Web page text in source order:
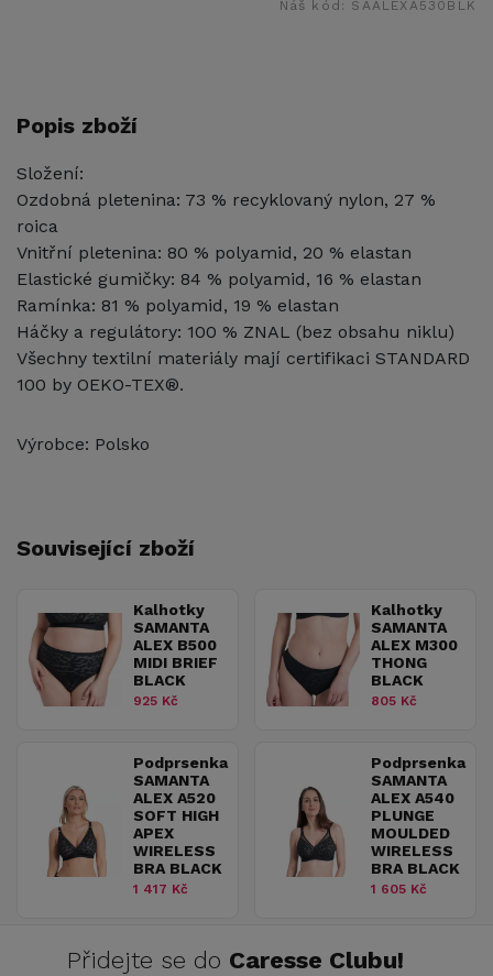
Náš kód: SAALEXA530BLK
Popis zboží
Složení:
Ozdobná pletenina: 73 % recyklovaný nylon, 27 %
roica
Vnitřní pletenina: 80 % polyamid, 20 % elastan
Elastické gumičky: 84 % polyamid, 16 % elastan
Ramínka: 81 % polyamid, 19 % elastan
Háčky a regulátory: 100 % ZNAL (bez obsahu niklu)
Všechny textilní materiály mají certifikaci STANDARD
100 by OEKO-TEX®.
Výrobce: Polsko
Související zboží
Kalhotky
SAMANTA
ALEX B500
MIDI BRIEF
BLACK
925 Kč
Kalhotky
SAMANTA
ALEX M300
THONG
BLACK
805 Kč
Podprsenka
SAMANTA
ALEX A520
SOFT HIGH
APEX
WIRELESS
BRA BLACK
1 417 Kč
Podprsenka
SAMANTA
ALEX A540
PLUNGE
MOULDED
WIRELESS
BRA BLACK
1 605 Kč
Přidejte se do Caresse Clubu!